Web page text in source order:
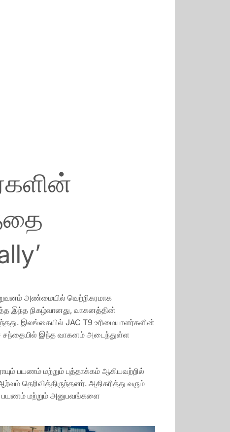
அண்மையில் வெற்றிகரமாக
இந்த நிகழ்வானது, வாகனத்தின்
இலங்கையில் JAC T9 உரிமையாளர்களின்
சந்தையில் இந்த வாகனம் அடைந்துள்ள
பயணம் மற்றும் புத்தாக்கம் ஆகியவற்றில்
அதிகரித்து வரும்
பயணம் மற்றும் அனுபவங்களை